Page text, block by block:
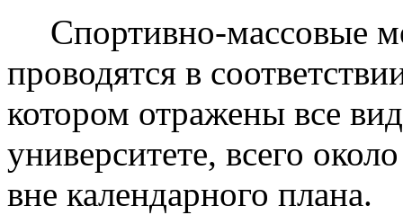
Спортивно-массовые
проводятся в
котором отражены все
университете, всего
вне календарного плана.